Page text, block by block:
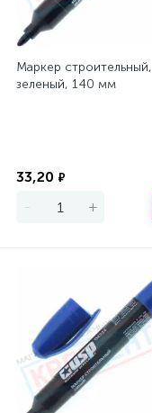
Маркер строительный,
зеленый, 140 мм
33,20 ₽
- +